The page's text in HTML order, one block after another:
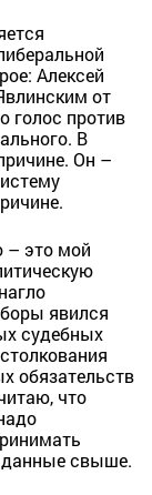
Алексей
от
голос против
В
Он –
– это мой
явился
судебных
обязательств
что
данные свыше.